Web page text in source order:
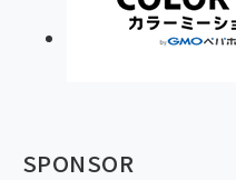
SPONSOR